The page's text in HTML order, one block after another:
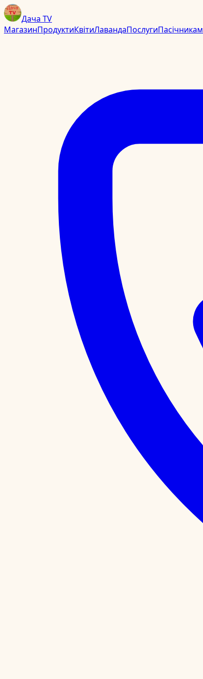
Дача TV
МагазинПродуктиКвітиЛавандаПослугиПасічникам